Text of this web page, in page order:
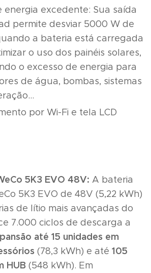
energia excedente: Sua saída
permite desviar 5000 W de
a bateria está carregada
o uso dos painéis solares,
o excesso de energia para
de água, bombas, sistemas
por Wi-Fi e tela LCD
5K3 EVO 48V: A bateria
5K3 EVO de 48V (5,22 kWh)
de lítio mais avançadas do
7.000 ciclos de descarga a
até 15 unidades em
(78,3 kWh) e até 105
HUB (548 kWh). Em